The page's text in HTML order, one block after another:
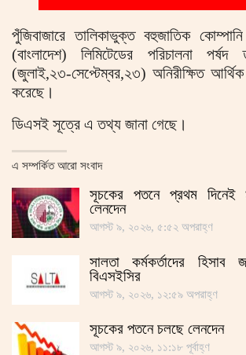
পুঁজিবাজারে তালিকাভুক্ত বহুজাতিক
(বাংলাদেশ) লিমিটেডের পরিচালনা পর্ষদ
(জুলাই,২৩-সেপ্টেম্বর,২৩) অনিরীক্ষিত
করেছে।
ডিএসই সূত্রে এ তথ্য জানা গেছে।
এ সম্পর্কিত আরো সংবাদ
সূচকের পতনে প্রথম দিনেই
লেনদেন
আগস্ট ৯, ২০২৬, ৫:৫২ অপরাহ্ণ
সালতা কর্মকর্তাদের
বিএসইসির
আগস্ট ৯, ২০২৬, ১২:৫৯ অপরাহ্ণ
সূচকের পতনে চলছে লেনদেন
আগস্ট ৯, ২০২৬, ১১:১৮ পূর্বাহ্ণ